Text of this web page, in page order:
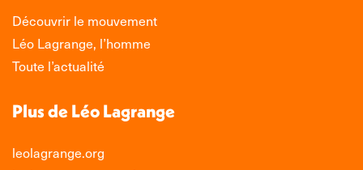
Découvrir le mouvement
Léo Lagrange, l’homme
Toute l’actualité
Plus de Léo Lagrange
leolagrange.org